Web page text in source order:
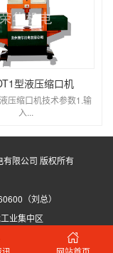
型液压缩口机
压缩口机技术参数1.输
入...
限公司 版权所有
（刘总）
业集中区